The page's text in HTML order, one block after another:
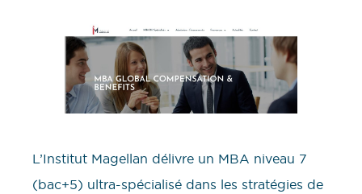
L’Institut Magellan délivre un MBA niveau 7
(bac+5) ultra-spécialisé dans les stratégies de